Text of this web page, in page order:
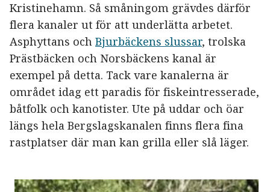
Kristinehamn. Så småningom grävdes därför
flera kanaler ut för att underlätta arbetet.
Asphyttans och Bjurbäckens slussar, trolska
Prästbäcken och Norsbäckens kanal är
exempel på detta. Tack vare kanalerna är
området idag ett paradis för fiskeintresserade,
båtfolk och kanotister. Ute på uddar och öar
längs hela Bergslagskanalen finns flera fina
rastplatser där man kan grilla eller slå läger.